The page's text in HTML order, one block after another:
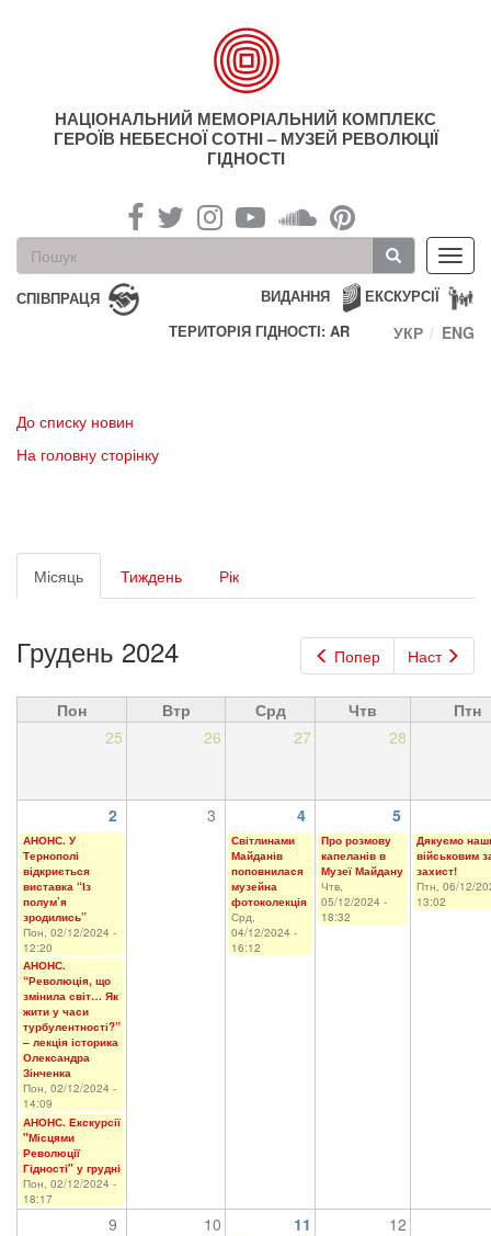
НАЦІОНАЛЬНИЙ МЕМОРІАЛЬНИЙ КОМПЛЕКС
ГЕРОЇВ НЕБЕСНОЇ СОТНІ – МУЗЕЙ РЕВОЛЮЦІЇ
ГІДНОСТІ
Пошукова
форма
Пошук
СПІВПРАЦЯ ЕКСКУРСІЇ
ВИДАННЯ
ТЕРИТОРІЯ ГІДНОСТІ: AR
УКР ENG
До списку новин
На головну сторінку
Первинні
вкладки
Місяць (активна
вкладка)
Тиждень Рік
Попер Наст
Грудень 2024
Пон Втр Срд Чтв
Птн
25
26 27 28
2 3 4 5
АНОНС. У
Тернополі
відкриється
виставка “Із
полум’я
зродились”
Пон, 02/12/2024 -
12:20
АНОНС.
“Революція, що
змінила світ… Як
жити у часи
турбулентності?”
– лекція історика
Олександра
Зінченка
Пон, 02/12/2024 -
14:09
АНОНС. Екскурсії
"Місцями
Революції
Гідності" у грудні
Пон, 02/12/2024 -
18:17
Світлинами
Майданів
поповнилася
музейна
фотоколекція
Срд,
04/12/2024 -
16:12
Про розмову
капеланів в
Музеї Майдану
Чтв,
05/12/2024 -
18:32
Дякуємо
військовим
захист!
Птн, 06/12/
13:02
9 10 11 12